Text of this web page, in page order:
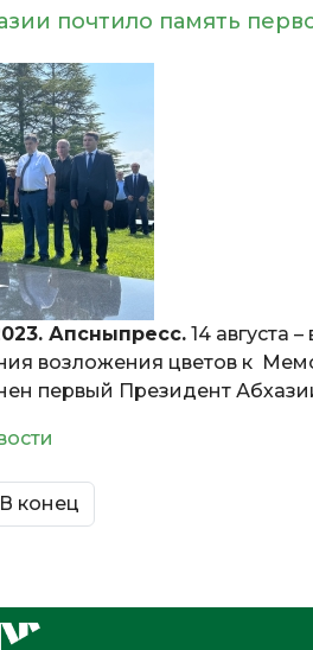
почтило память
Апсныпресс. 14 августа
возложения цветов к
первый Президент
В конец